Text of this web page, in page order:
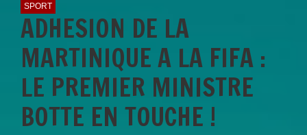
SPORT
ADHESION DE LA
MARTINIQUE A LA FIFA :
LE PREMIER MINISTRE
BOTTE EN TOUCHE !